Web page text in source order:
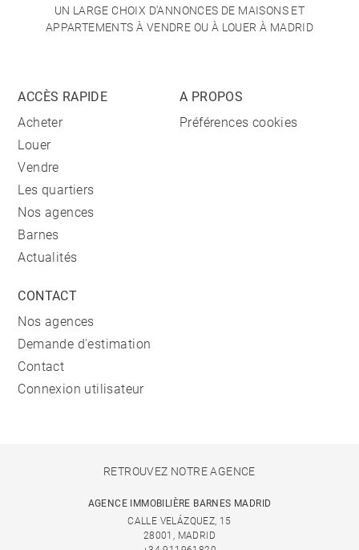
UN LARGE CHOIX D'ANNONCES DE MAISONS ET
APPARTEMENTS À VENDRE OU À LOUER À MADRID
ACCÈS RAPIDE
Acheter
Louer
Vendre
Les quartiers
Nos agences
Barnes
Actualités
A PROPOS
Préférences cookies
CONTACT
Nos agences
Demande d'estimation
Contact
Connexion utilisateur
RETROUVEZ NOTRE AGENCE
AGENCE IMMOBILIÈRE BARNES MADRID
CALLE VELÁZQUEZ, 15
28001, MADRID